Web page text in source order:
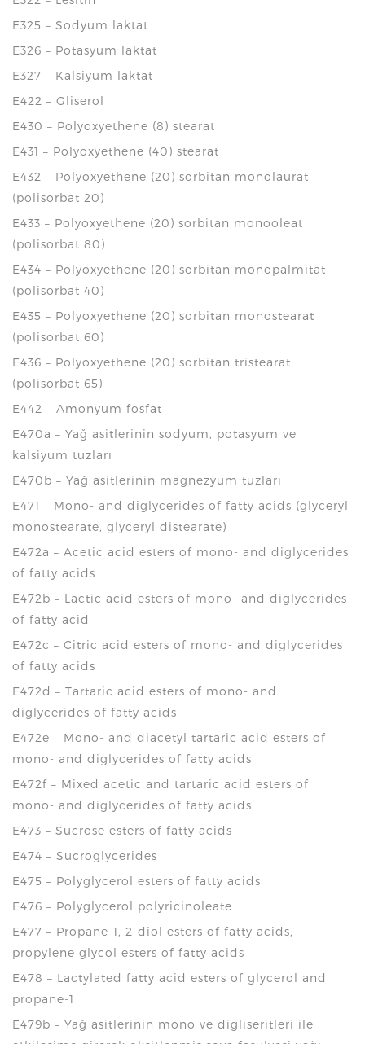
E325 – Sodyum laktat
E326 – Potasyum laktat
E327 – Kalsiyum laktat
E422 – Gliserol
E430 – Polyoxyethene (8) stearat
E431 – Polyoxyethene (40) stearat
E432 – Polyoxyethene (20) sorbitan monolaurat
(polisorbat 20)
E433 – Polyoxyethene (20) sorbitan monooleat
(polisorbat 80)
E434 – Polyoxyethene (20) sorbitan monopalmitat
(polisorbat 40)
E435 – Polyoxyethene (20) sorbitan monostearat
(polisorbat 60)
E436 – Polyoxyethene (20) sorbitan tristearat
(polisorbat 65)
E442 – Amonyum fosfat
E470a – Yağ asitlerinin sodyum, potasyum ve
kalsiyum tuzları
E470b – Yağ asitlerinin magnezyum tuzları
E471 – Mono- and diglycerides of fatty acids (glyceryl
monostearate, glyceryl distearate)
E472a – Acetic acid esters of mono- and diglycerides
of fatty acids
E472b – Lactic acid esters of mono- and diglycerides
of fatty acid
E472c – Citric acid esters of mono- and diglycerides
of fatty acids
E472d – Tartaric acid esters of mono- and
diglycerides of fatty acids
E472e – Mono- and diacetyl tartaric acid esters of
mono- and diglycerides of fatty acids
E472f – Mixed acetic and tartaric acid esters of
mono- and diglycerides of fatty acids
E473 – Sucrose esters of fatty acids
E474 – Sucroglycerides
E475 – Polyglycerol esters of fatty acids
E476 – Polyglycerol polyricinoleate
E477 – Propane-1, 2-diol esters of fatty acids,
propylene glycol esters of fatty acids
E478 – Lactylated fatty acid esters of glycerol and
propane-1
E479b – Yağ asitlerinin mono ve digliseritleri ile